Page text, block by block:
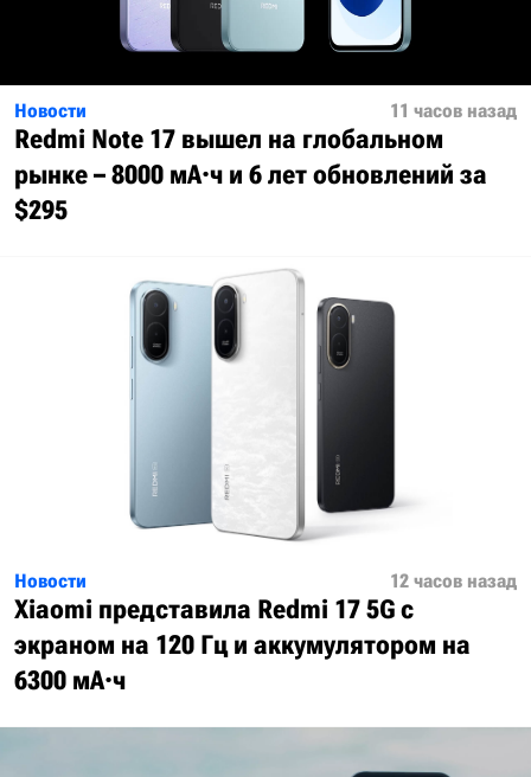
Новости 11 часов назад
Redmi Note 17 вышел на глобальном
рынке – 8000 мА·ч и 6 лет обновлений за
$295
Новости 12 часов назад
Xiaomi представила Redmi 17 5G с
экраном на 120 Гц и аккумулятором на
6300 мА·ч